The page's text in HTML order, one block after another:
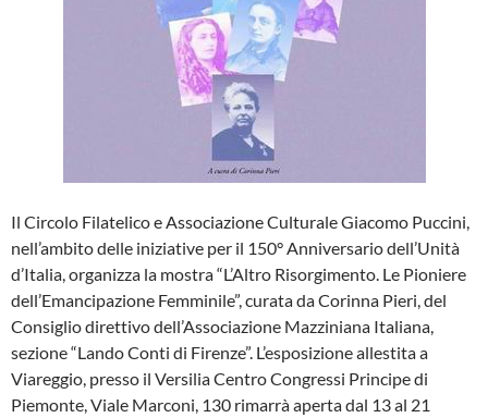
Il Circolo Filatelico e Associazione Culturale Giacomo Puccini,
nell’ambito delle iniziative per il 150° Anniversario dell’Unità
d’Italia, organizza la mostra “L’Altro Risorgimento. Le Pioniere
dell’Emancipazione Femminile”, curata da Corinna Pieri, del
Consiglio direttivo dell’Associazione Mazziniana Italiana,
sezione “Lando Conti di Firenze”. L’esposizione allestita a
Viareggio, presso il Versilia Centro Congressi Principe di
Piemonte, Viale Marconi, 130 rimarrà aperta dal 13 al 21